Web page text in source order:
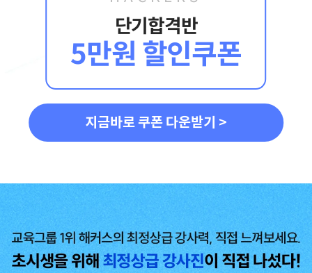
문제가 좋아서 선택하게
되었습니다.
본 합격생은 이성준 선생님 강의
수강 합격생입니다.
이성준 평가사님이
시키는대로
따라오다보니
합격이라는 결과를 받을
본 합격생은 이성준 선생님 강의
수강 합격생입니다.
단기합격반
5만원 할인쿠폰
지금바로 쿠폰 다운받기 >